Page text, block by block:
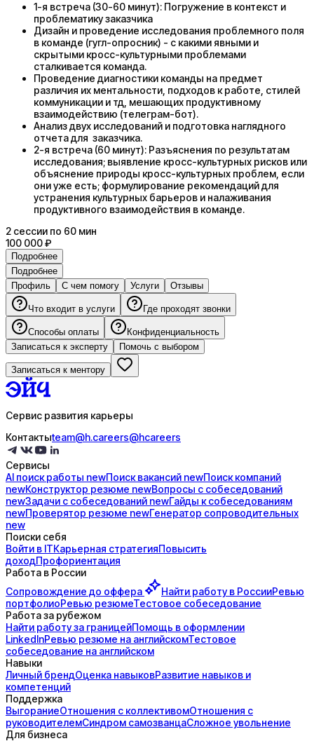
1-я встреча (30-60 минут): Погружение в контекст и
проблематику заказчика
Дизайн и проведение исследования проблемного поля
в команде (гугл-опросник) - с какими явными и
скрытыми кросс-культурными проблемами
сталкивается команда.
Проведение диагностики команды на предмет
различия их ментальности, подходов к работе, стилей
коммуникации и тд, мешающих продуктивному
взаимодействию (телеграм-бот).
Анализ двух исследований и подготовка наглядного
отчета для заказчика.
2-я встреча (60 минут): Разъяснения по результатам
исследования; выявление кросс-культурных рисков или
объяснение природы кросс-культурных проблем, если
они уже есть; формулирование рекомендаций для
устранения культурных барьеров и налаживания
продуктивного взаимодействия в команде.
2 сессии по 60 мин
100 000 ₽
Подробнее
Подробнее
Профиль
С чем помогу Услуги Отзывы
Что входит в услуги Где проходят звонки
Способы оплаты
Конфиденциальность
Записаться к эксперту
Помочь с выбором
Записаться к ментору
Сервис развития карьеры
Контактыteam@h.careers@hcareers
Сервисы
AI поискработы newПоисквакансий newПоисккомпаний
newКонструктор резюме newВопросы с собеседований
newЗадачи с собеседований newГайды ксобеседованиям
newПроверятор резюме newГенератор сопроводительных
new
Поиски себя
Войти в ITКарьерная стратегияПовысить
доходПрофориентация
Работа в России
Сопровождение до оффера Найти работу в РоссииРевью
портфолиоРевью резюмеТестовое собеседование
Работа за рубежом
Найти работу за границейПомощь в оформлении
LinkedInРевью резюме на английскомТестовое
собеседование на английском
Навыки
Личный брендОценка навыковРазвитие навыков и
компетенций
Поддержка
ВыгораниеОтношения с коллективомОтношения с
руководителемСиндром самозванцаСложное увольнение
Для бизнеса